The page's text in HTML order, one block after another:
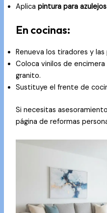
Aplica pintura para
En cocinas:
Renueva los tiradores y
Coloca vinilos de
granito.
Sustituye el frente de
Si necesitas
página de reformas